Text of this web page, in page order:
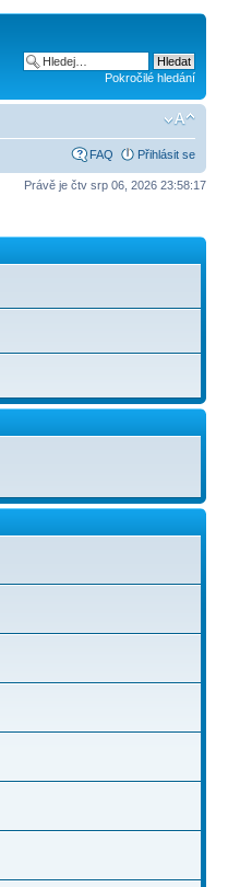
Pokročilé hledání
FAQ Přihlásit se
Právě je čtv srp 06, 2026 23:58:17